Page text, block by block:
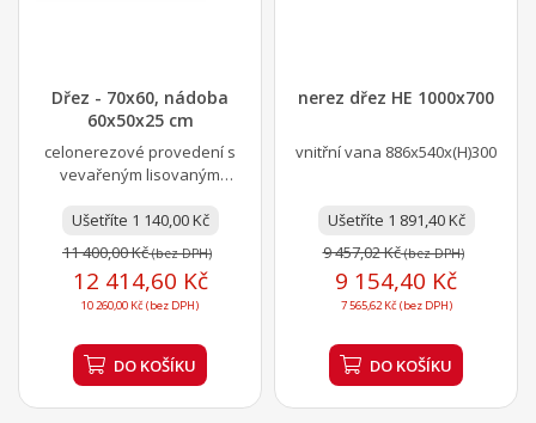
Dřez - 70x60, nádoba
60x50x25 cm
celonerezové provedení s
vevařeným lisovaným
boků a zadním lemem
vysokým...
Ušetříte 1 140,00 Kč
11 400,00 Kč(bez DPH)
12 414,60 Kč
10 260,00 Kč (bez DPH)
DO KOŠÍKU
nerez dřez HE 1000x700
vnitřní vana 886x540x(H)300
Ušetříte 1 891,40 Kč
9 457,02 Kč(bez DPH)
9 154,40 Kč
7 565,62 Kč (bez DPH)
DO KOŠÍKU